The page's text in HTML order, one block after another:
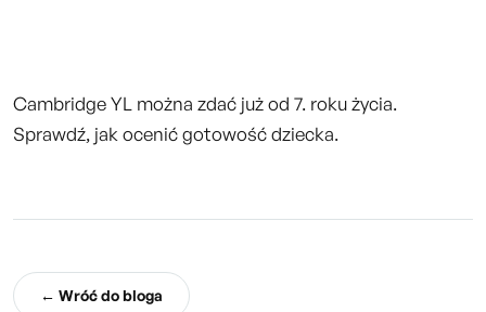
Cambridge YL można zdać już od 7. roku życia.
Sprawdź, jak ocenić gotowość dziecka.
← Wróć do bloga